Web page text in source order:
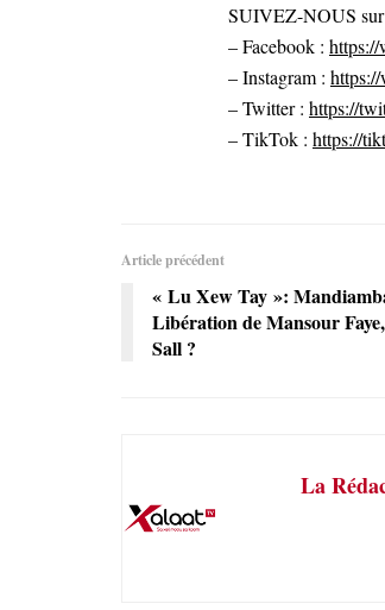
SUIVEZ-NOUS sur
– Facebook :
– Instagram :
– Twitter : https://
– TikTok : https://
Article précédent
« Lu Xew Tay »:
Libération de Mansour
Sall ?
La